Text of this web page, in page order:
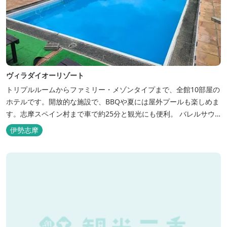
ヴィラダイオーリゾート
トリプルルームからファミリー・メゾンタイプまで、全館10部屋の
ホテルです。開放的な施設で、BBQや夏には屋外プールも楽しめま
す。志摩スペイン村まで車で約25分と観光にも便利。 バレルサウ
ナをはじめました。
伊勢志摩